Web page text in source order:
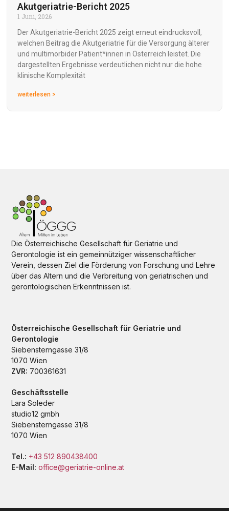
Akutgeriatrie-Bericht 2025
1 Juni, 2026
Der Akutgeriatrie-Bericht 2025 zeigt erneut eindrucksvoll,
welchen Beitrag die Akutgeriatrie für die Versorgung älterer
und multimorbider Patient*innen in Österreich leistet. Die
dargestellten Ergebnisse verdeutlichen nicht nur die hohe
klinische Komplexität
weiterlesen >
Die Österreichische Gesellschaft für Geriatrie und
Gerontologie ist ein gemeinnütziger wissenschaftlicher
Verein, dessen Ziel die Förderung von Forschung und Lehre
über das Altern und die Verbreitung von geriatrischen und
gerontologischen Erkenntnissen ist.
Österreichische Gesellschaft für Geriatrie und
Gerontologie
Siebensterngasse 31/8
1070 Wien
ZVR: 700361631
Geschäftsstelle
Lara Soleder
studio12 gmbh
Siebensterngasse 31/8
1070 Wien
Tel.: +43 512 890438400
E-Mail: office@geriatrie-online.at